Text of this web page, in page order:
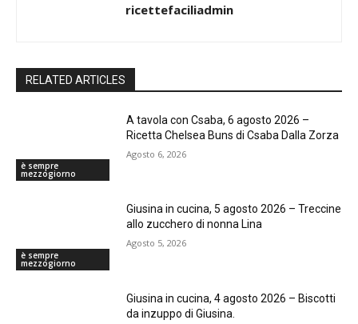
ricettefaciliadmin
RELATED ARTICLES
è sempre
mezzogiorno
A tavola con Csaba, 6 agosto 2026 –
Ricetta Chelsea Buns di Csaba Dalla Zorza
Agosto 6, 2026
è sempre
mezzogiorno
Giusina in cucina, 5 agosto 2026 – Treccine
allo zucchero di nonna Lina
Agosto 5, 2026
Giusina in cucina, 4 agosto 2026 – Biscotti
da inzuppo di Giusina.